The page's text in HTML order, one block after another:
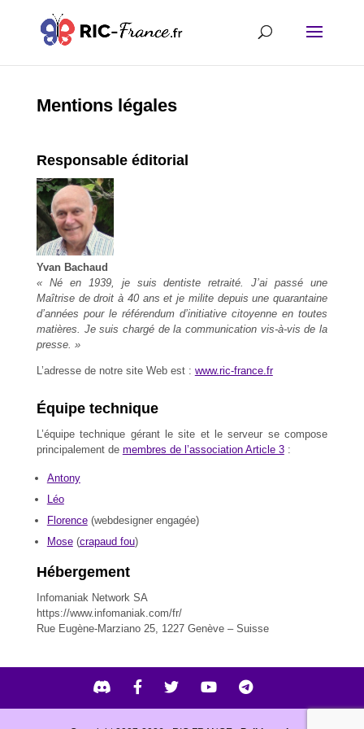
Mentions légales
Responsable éditorial
Yvan Bachaud
« Né en
1939, je suis dentiste retraité. J’ai passé une
Maîtrise de droit à 40ans et je milite depuis une quarantaine
d’années pour le référendum d’initiative citoyenne en toutes
matières. Je suis chargé de la communication vis-à-vis de la
presse. »
L’adresse de notre site Web est : www.ric-france.fr
Équipe technique
L’équipe technique gérant le site et le serveur se compose
principalement de membres de l’association Article 3:
Antony
Léo
Florence(webdesigner engagée)
Mose(crapaud fou)
Hébergement
Infomaniak Network SA
https://www.infomaniak.com/fr/
Rue Eugène-Marziano 25, 1227 Genève – Suisse